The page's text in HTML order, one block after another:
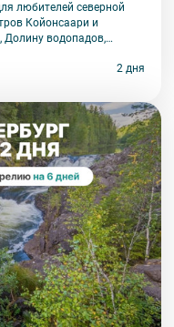
любителей северной
Койонсаари и
Долину водопадов,
2 дня